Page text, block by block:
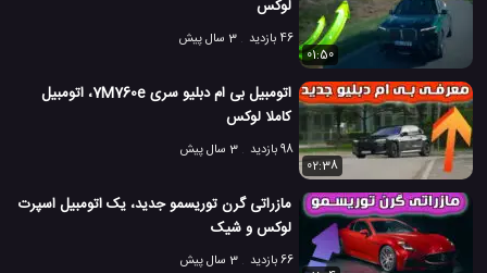
لوکس
46 بازدید
3 سال پیش
01:50
اتومبیل بی ام دبلیو سری 7M760e، اتومبیل
کاملا لوکس
98 بازدید
3 سال پیش
02:38
مازراتی گرن توریسمو جدید، یک اتومبیل اسپرت
لوکس و شیک
66 بازدید
3 سال پیش